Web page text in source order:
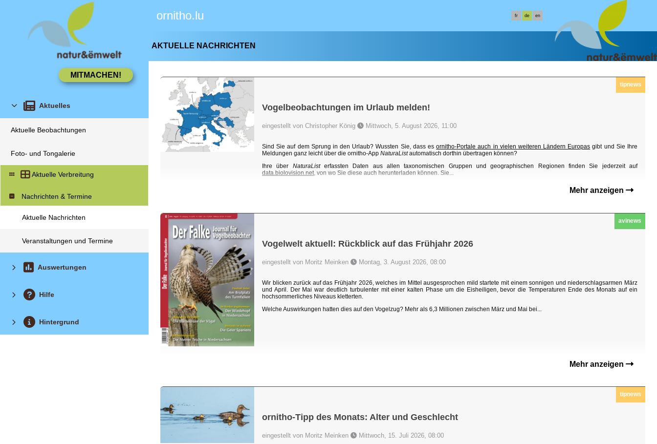
ornitho.lu fr de en
Aktuelles
Aktuelle Beobachtungen
Foto- und Tongalerie
Aktuelle Verbreitung
Nachrichten & Termine
Aktuelle Nachrichten
Veranstaltungen und Termine
Auswertungen
Hilfe
Hintergrund
AKTUELLE NACHRICHTEN
tipnews
Vogelbeobachtungen im Urlaub melden!
eingestellt von Christopher König Mittwoch, 5. August 2026, 11:00
Sind Sie auf dem Sprung in den Urlaub? Wussten Sie, dass esornitho-Portale auch in vielen weiteren Ländern Europas gibt und Sie Ihre
Meldungen ganz leicht über die ornitho-App NaturaListautomatisch dorthin übertragen können?
Ihre über NaturaListerfassten Daten aus allen taxonomischen Gruppen und geographischen Regionen finden Sie jederzeit auf
data.biolovision.net , von wo Sie diese auch herunterladen können. Sie...
Mehr anzeigen
avinews
Vogelwelt aktuell: Rückblick auf das Frühjahr 2026
eingestellt von Moritz Meinken Montag, 3. August 2026, 08:00
Wir blicken zurück auf das Frühjahr 2026, welches im Mittel ausgesprochen mild startete mit einem sonnigen und niederschlagsarmen März
und April. Der Mai war deutlich turbulenter mit einer kalten Phase um die Eisheiligen, bevor die Temperaturen Ende des Monats auf ein
hochsommerliches Niveaus kletterten.
Welche Auswirkungen hatten dies auf den Vogelzug? Mehr als 6,3 Millionen zwischen März und Mai bei...
Mehr anzeigen
tipnews
ornitho-Tipp des Monats: Alter und Geschlecht
eingestellt von Moritz Meinken Mittwoch, 15. Juli 2026, 08:00